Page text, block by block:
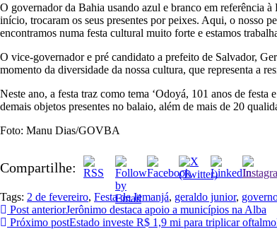
O governador da Bahia usando azul e branco em referência
início, trocaram os seus presentes por peixes. Aqui, o nosso
encontramos numa festa cultural muito forte e estamos
O vice-governador e pré candidato a prefeito de Salvador,
momento da diversidade da nossa cultura, que representa a
Neste ano, a festa traz como tema ‘Odoyá, 101 anos de
demais objetos presentes no balaio, além de mais de 20
Foto: Manu Dias/GOVBA
Compartilhe:
Tags: 2 de fevereiro, Festa de Iemanjá, geraldo junior,
Post anteriorJerônimo destaca apoio a municípios na Alba
Próximo postEstado investe R$ 1,9 mi para triplicar